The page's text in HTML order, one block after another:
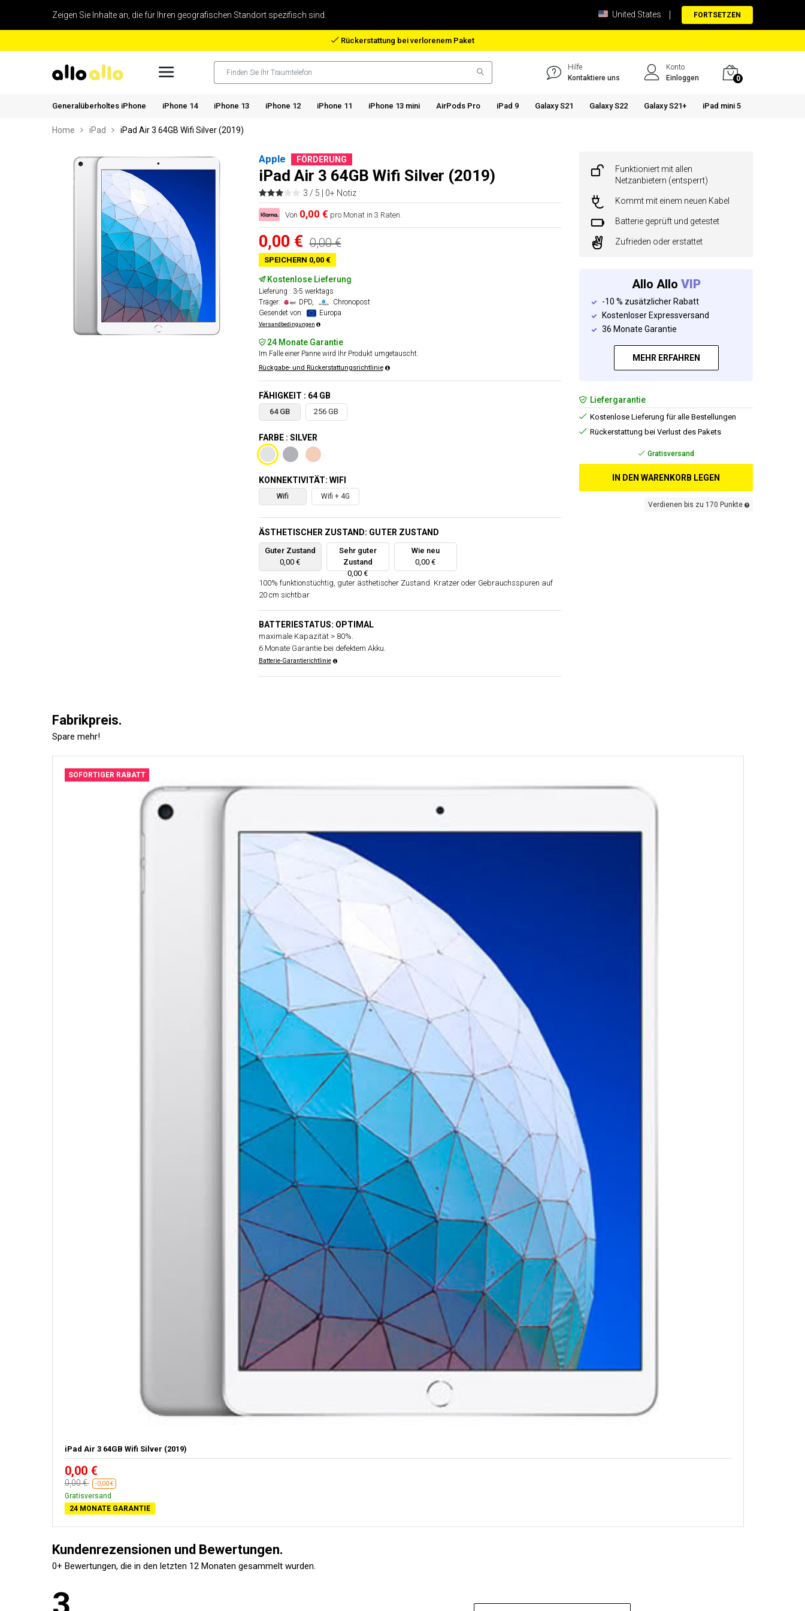
Zeigen Sie Inhalte an, die für Ihren geografischen Standort spezifisch sind. United States FORTSETZEN
Rückerstattung bei verlorenem Paket
Hilfe
Kontaktiere uns
Konto
Einloggen
0
Generalüberholtes iPhone iPhone 14 iPhone 13 iPhone 12 iPhone 11 iPhone 13 mini AirPods Pro iPad 9 Galaxy S21 Galaxy S22 Galaxy S21+ iPad mini 5
Home iPad iPad Air 3 64GB Wifi Silver (2019)
Apple FÖRDERUNG
iPad Air 3 64GB Wifi Silver (2019)
3 / 5 | 0+ Notiz
Von 0,00 € pro Monat in 3 Raten.
0,00 € 0,00 €
SPEICHERN 0,00 €
Kostenlose Lieferung
Lieferung : 3-5 werktags
Träger:
DPD,
Chronopost
Gesendet von:
Europa
Versandbedingungen
24 Monate Garantie
Im Falle einer Panne wird Ihr Produkt umgetauscht.
Rückgabe- und Rückerstattungsrichtlinie
FÄHIGKEIT : 64 GB
64 GB 256 GB
FARBE : SILVER
KONNEKTIVITÄT: WIFI
Wifi Wifi + 4G
ÄSTHETISCHER ZUSTAND: GUTER ZUSTAND
Guter Zustand
0,00 €
Sehr guter
Zustand
0,00 €
Wie neu
0,00 €
100% funktionstüchtig, guter ästhetischer Zustand. Kratzer oder Gebrauchsspuren auf
20 cm sichtbar.
BATTERIESTATUS: OPTIMAL
maximale Kapazität > 80%.
6 Monate Garantie bei defektem Akku.
Batterie-Garantierichtlinie
Funktioniert mit allen
Netzanbietern (entsperrt)
Kommt mit einem neuen Kabel
Batterie geprüft und getestet
Zufrieden oder erstattet
Allo Allo VIP
-10 % zusätzlicher Rabatt
Kostenloser Expressversand
36 Monate Garantie
MEHR ERFAHREN
Liefergarantie
Kostenlose Lieferung für alle Bestellungen
Rückerstattung bei Verlust des Pakets
Gratisversand
IN DEN WARENKORB LEGEN
Verdienen bis zu 170 Punkte
Fabrikpreis.
Spare mehr!
SOFORTIGER RABATT
iPad Air 3 64GB Wifi Silver (2019)
0,00 €
0,00 € -0,00 €
Gratisversand
24 MONATE GARANTIE
Kundenrezensionen und Bewertungen.
0+ Bewertungen, die in den letzten 12 Monaten gesammelt wurden.